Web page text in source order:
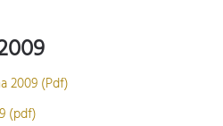
2009 (Pdf)
(pdf)